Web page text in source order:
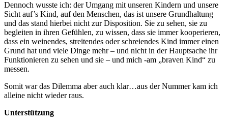
Dennoch wusste ich: der Umgang mit unseren Kindern und unsere
Sicht auf’s Kind, auf den Menschen, das ist unsere Grundhaltung
und das stand hierbei nicht zur Disposition. Sie zu sehen, sie zu
begleiten in ihren Gefühlen, zu wissen, dass sie immer kooperieren,
dass ein weinendes, streitendes oder schreiendes Kind immer einen
Grund hat und viele Dinge mehr – und nicht in der Hauptsache ihr
Funktionieren zu sehen und sie – und mich -am „braven Kind“ zu
messen.
Somit war das Dilemma aber auch klar…aus der Nummer kam ich
alleine nicht wieder raus.
Unterstützung